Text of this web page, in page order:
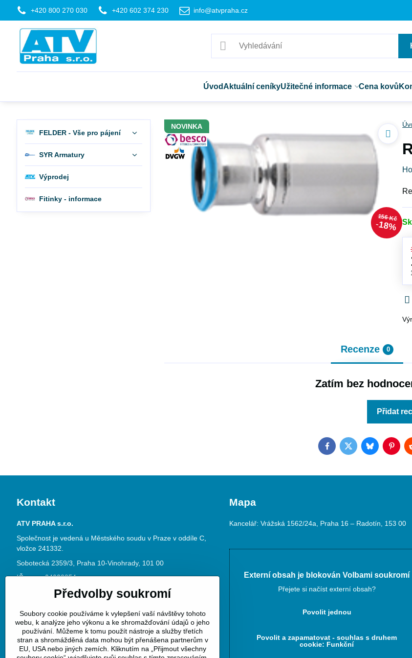
+420 800 270 030 +420 602 374 230 info@atvpraha.cz
ÚvodAktuální ceníkyUžitečné informace Cena kovů
NOVINKA
156 Kč
18%
Recenze 0
Zatím bez
Přidat
FacebookTwitterBluesky
FELDER - Vše pro pájení
SYR Armatury
Výprodej
Fitinky - informace
Kontakt
ATV PRAHA s.r.o.
Společnost je vedená u Městského soudu v Praze v oddíle C,
vložce 241332.
Sobotecká 2359/3, Praha 10-Vinohrady, 101 00
IČ: 04023854
DIČ: CZ04023854
Datová schránka ID: jke3dy6
Telefon:+420 313 128 060
E-mail:info@atvpraha.cz
Mapa
Kancelář: Vrážská 1562/24a, Praha 16 – Radotín, 153 00
Externí obsah je blokován Volbami soukromí
Přejete si načíst externí obsah?
Povolit jednou
Povolit a zapamatovat - souhlas s druhem
cookie: Funkční
Předvolby soukromí
Soubory cookie používáme k vylepšení vaší návštěvy tohoto
webu, k analýze jeho výkonu a ke shromažďování údajů o jeho
používání. Můžeme k tomu použít nástroje a služby třetích
stran a shromážděná data mohou být přenášena partnerům v
EU, USA nebo jiných zemích. Kliknutím na „Přijmout všechny